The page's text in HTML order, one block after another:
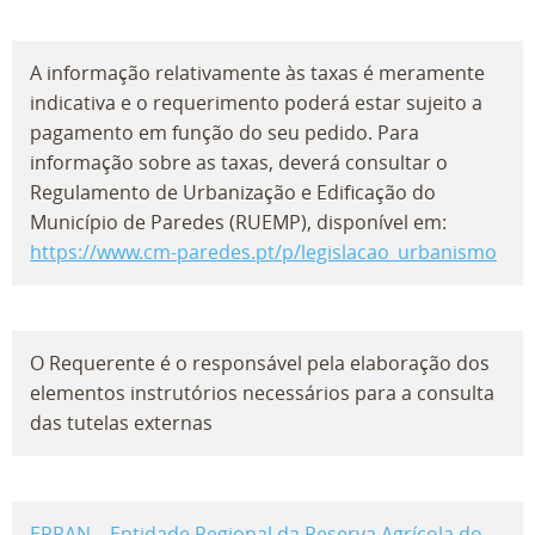
A informação relativamente às taxas é meramente
indicativa e o requerimento poderá estar sujeito a
pagamento em função do seu pedido. Para
informação sobre as taxas, deverá consultar o
Regulamento de Urbanização e Edificação do
Município de Paredes (RUEMP), disponível em:
https://www.cm-paredes.pt/p/legislacao_urbanismo
O Requerente é o responsável pela elaboração dos
elementos instrutórios necessários para a consulta
das tutelas externas